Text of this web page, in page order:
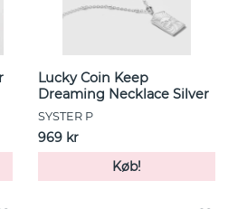
Lucky Coin Keep
Dreaming Necklace Silver
SYSTER P
969 kr
Køb!